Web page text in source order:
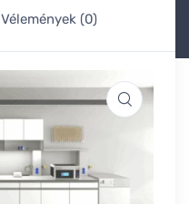
Vélemények (0)